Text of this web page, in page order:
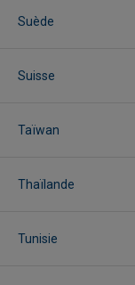
Suède
Suisse
Taïwan
Thaïlande
Tunisie